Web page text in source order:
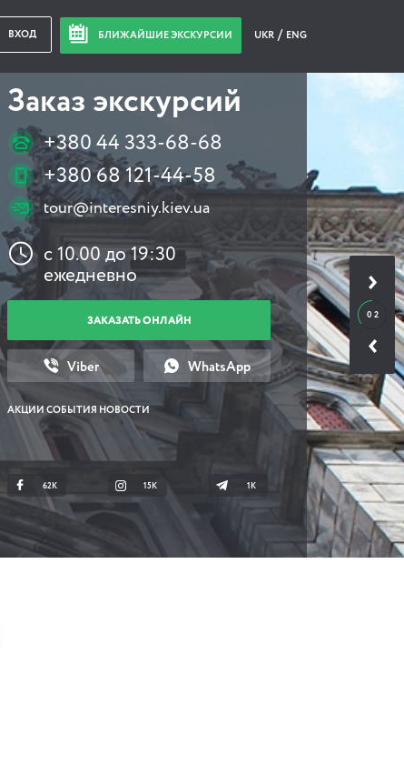
ВХОД БЛИЖАЙШИЕ ЭКСКУРСИИ UKR ENG
0 2
Заказ экскурсий
+380 44 333-68-68
+380 68 121-44-58
tour@interesniy.kiev.ua
с 10.00 до 19:30
ежедневно
ЗАКАЗАТЬ ОНЛАЙН
Viber WhatsApp
АКЦИИ СОБЫТИЯ НОВОСТИ
62K 15K 1К